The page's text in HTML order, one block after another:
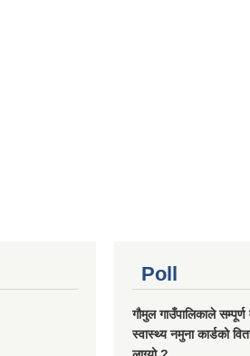
Poll
गौमुल गाउँपालिकाले सम्पूर्ण
स्वास्थ्य नमुना कार्डको